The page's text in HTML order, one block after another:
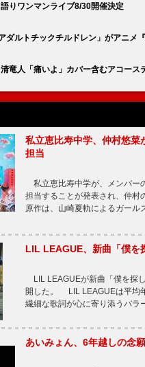
りワンマンライブ8/30開催決定
ダルトチックチルドレン」がアニメ
竜人「痛いよ」カバー含むアコース
私立恵比寿中学、仲村悠菜
担当
私立恵比寿中学が、メンバー
担当することが発表され、仲
原作は、山崎夏軌によるガー
LIL LEAGUE、新曲「僕を
LIL LEAGUEが新曲「僕を探
開した。 LIL LEAGUEは平均
繊細な歌詞が心に寄り添うバ
あいみょん、6年越しの念